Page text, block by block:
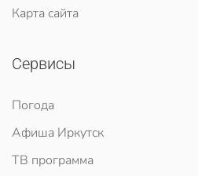
Карта сайта
Сервисы
Погода
Афиша Иркутск
ТВ программа